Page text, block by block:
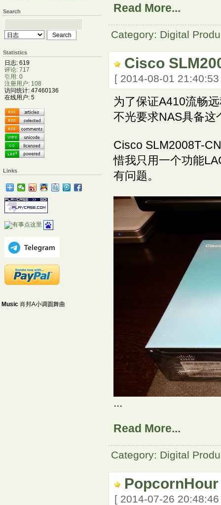
Read More...
Category: Digital
Cisco
[ 2014-08-01
为了保证A410流畅
不光要求NAS具备这
Cisco SLM2008T-
惜我只用一个功能
有问题。
...
Read More...
Category: Digital
[ 2014-07-26
Search
Statistics
日志: 619
评论: 717
引用: 0
注册用户: 108
访问统计: 47460136
在线用户: 5
Links
Music 肖邦A小调圆舞曲